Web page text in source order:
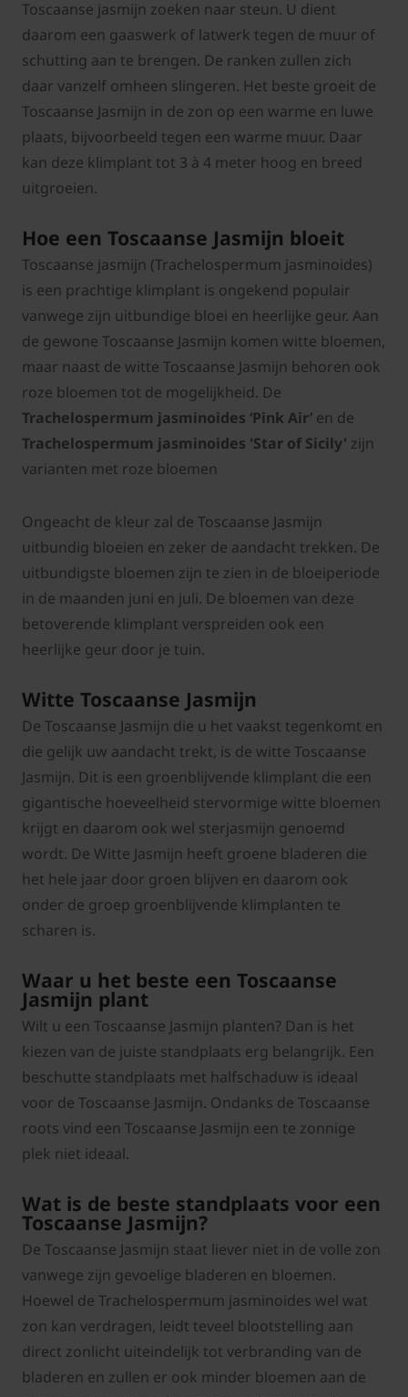
Toscaanse jasmijn zoeken naar steun. U dient
daarom een gaaswerk of latwerk tegen de muur of
schutting aan te brengen. De ranken zullen zich
daar vanzelf omheen slingeren. Het beste groeit de
Toscaanse Jasmijn in de zon op een warme en luwe
plaats, bijvoorbeeld tegen een warme muur. Daar
kan deze klimplant tot 3 à 4 meter hoog en breed
uitgroeien.
Hoe een Toscaanse Jasmijn bloeit
Toscaanse jasmijn (Trachelospermum jasminoides)
is een prachtige klimplant is ongekend populair
vanwege zijn uitbundige bloei en heerlijke geur. Aan
de gewone Toscaanse Jasmijn komen witte bloemen,
maar naast de witte Toscaanse Jasmijn behoren ook
roze bloemen tot de mogelijkheid. De
Trachelospermum jasminoides ‘Pink Air’ en de
Trachelospermum jasminoides 'Star of Sicily' zijn
varianten met roze bloemen
Ongeacht de kleur zal de Toscaanse Jasmijn
uitbundig bloeien en zeker de aandacht trekken. De
uitbundigste bloemen zijn te zien in de bloeiperiode
in de maanden juni en juli. De bloemen van deze
betoverende klimplant verspreiden ook een
heerlijke geur door je tuin.
Witte Toscaanse Jasmijn
De Toscaanse Jasmijn die u het vaakst tegenkomt en
die gelijk uw aandacht trekt, is de witte Toscaanse
Jasmijn. Dit is een groenblijvende klimplant die een
gigantische hoeveelheid stervormige witte bloemen
krijgt en daarom ook wel sterjasmijn genoemd
wordt. De Witte Jasmijn heeft groene bladeren die
het hele jaar door groen blijven en daarom ook
onder de groep groenblijvende klimplanten te
scharen is.
Waar u het beste een Toscaanse
Jasmijn plant
Wilt u een Toscaanse Jasmijn planten? Dan is het
kiezen van de juiste standplaats erg belangrijk. Een
beschutte standplaats met halfschaduw is ideaal
voor de Toscaanse Jasmijn. Ondanks de Toscaanse
roots vind een Toscaanse Jasmijn een te zonnige
plek niet ideaal.
Wat is de beste standplaats voor een
Toscaanse Jasmijn?
De Toscaanse Jasmijn staat liever niet in de volle zon
vanwege zijn gevoelige bladeren en bloemen.
Hoewel de Trachelospermum jasminoides wel wat
zon kan verdragen, leidt teveel blootstelling aan
direct zonlicht uiteindelijk tot verbranding van de
bladeren en zullen er ook minder bloemen aan de